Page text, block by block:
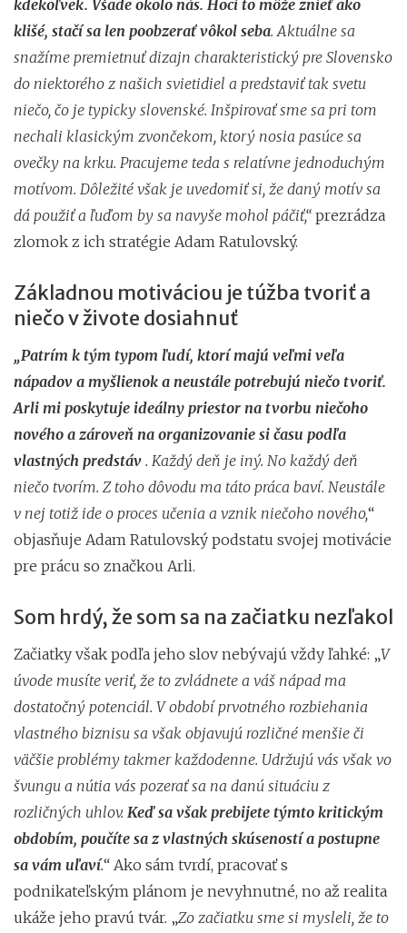
kdekoľvek. Všade okolo nás. Hoci to môže znieť ako
klišé, stačí sa len poobzerať vôkol seba. Aktuálne sa
snažíme premietnuť dizajn charakteristický pre Slovensko
do niektorého z našich svietidiel a predstaviť tak svetu
niečo, čo je typicky slovenské. Inšpirovať sme sa pri tom
nechali klasickým zvončekom, ktorý nosia pasúce sa
ovečky na krku. Pracujeme teda s relatívne jednoduchým
motívom. Dôležité však je uvedomiť si, že daný motív sa
dá použiť a ľuďom by sa navyše mohol páčiť,“ prezrádza
zlomok z ich stratégie Adam Ratulovský.
Základnou motiváciou je túžba tvoriť a
niečo v živote dosiahnuť
„Patrím k tým typom ľudí, ktorí majú veľmi veľa
nápadov a myšlienok a neustále potrebujú niečo tvoriť.
Arli mi poskytuje ideálny priestor na tvorbu niečoho
nového a zároveň na organizovanie si času podľa
vlastných predstáv . Každý deň je iný. No každý deň
niečo tvorím. Z toho dôvodu ma táto práca baví. Neustále
v nej totiž ide o proces učenia a vznik niečoho nového,“
objasňuje Adam Ratulovský podstatu svojej motivácie
pre prácu so značkou Arli.
Som hrdý, že som sa na začiatku nezľakol
Začiatky však podľa jeho slov nebývajú vždy ľahké: „V
úvode musíte veriť, že to zvládnete a váš nápad ma
dostatočný potenciál. V období prvotného rozbiehania
vlastného biznisu sa však objavujú rozličné menšie či
väčšie problémy takmer každodenne. Udržujú vás však vo
švungu a nútia vás pozerať sa na danú situáciu z
rozličných uhlov. Keď sa však prebijete týmto kritickým
obdobím, poučíte sa z vlastných skúseností a postupne
sa vám uľaví.“ Ako sám tvrdí, pracovať s
podnikateľským plánom je nevyhnutné, no až realita
ukáže jeho pravú tvár. „Zo začiatku sme si mysleli, že to